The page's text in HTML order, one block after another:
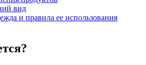
вид
и правила ее использования